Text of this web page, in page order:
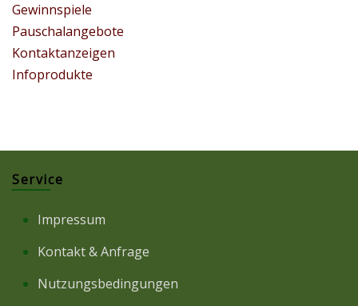
Gewinnspiele
Pauschalangebote
Kontaktanzeigen
Infoprodukte
Service
Impressum
Kontakt & Anfrage
Nutzungsbedingungen